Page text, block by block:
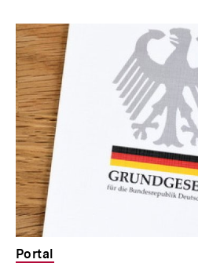
Portal